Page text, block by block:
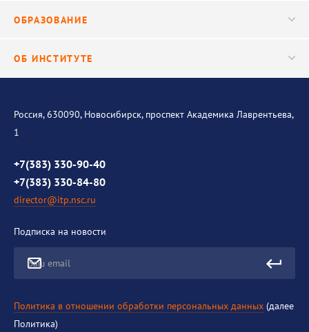
Научные подразделения
Исследования
ОБРАЗОВАНИЕ
ОБ ИНСТИТУТЕ
История института
Контакты
Противодействие коррупции
Россия, 630090, Новосибирск, проспект Академика Лаврентьева,
1
+7(383) 330-90-40
+7(383) 330-84-80
director@itp.nsc.ru
Подписка на новости
Ваш email
Политика в отношении обработки персональных данных (далее
Политика)